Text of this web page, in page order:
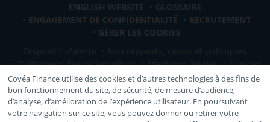
Covéa Finance utilise des cookies et d’autres technologies à des fins de
bon fonctionnement du site, de sécurité, de mesure d’audience,
d’analyse, d’amélioration de l’expérience utilisateur. En poursuivant
votre navigation sur ce site, vous pouvez donner ou retirer votre
ENGLISH WEBSITE
GLOSSAIRE
ENGAGEMENT DE CONFIDENTIALITÉ
RECRUTEMENT
GÉRER LES COOKIES
Traitement des réclamations
Mentions légales Cookies
VOUS ÊTES: